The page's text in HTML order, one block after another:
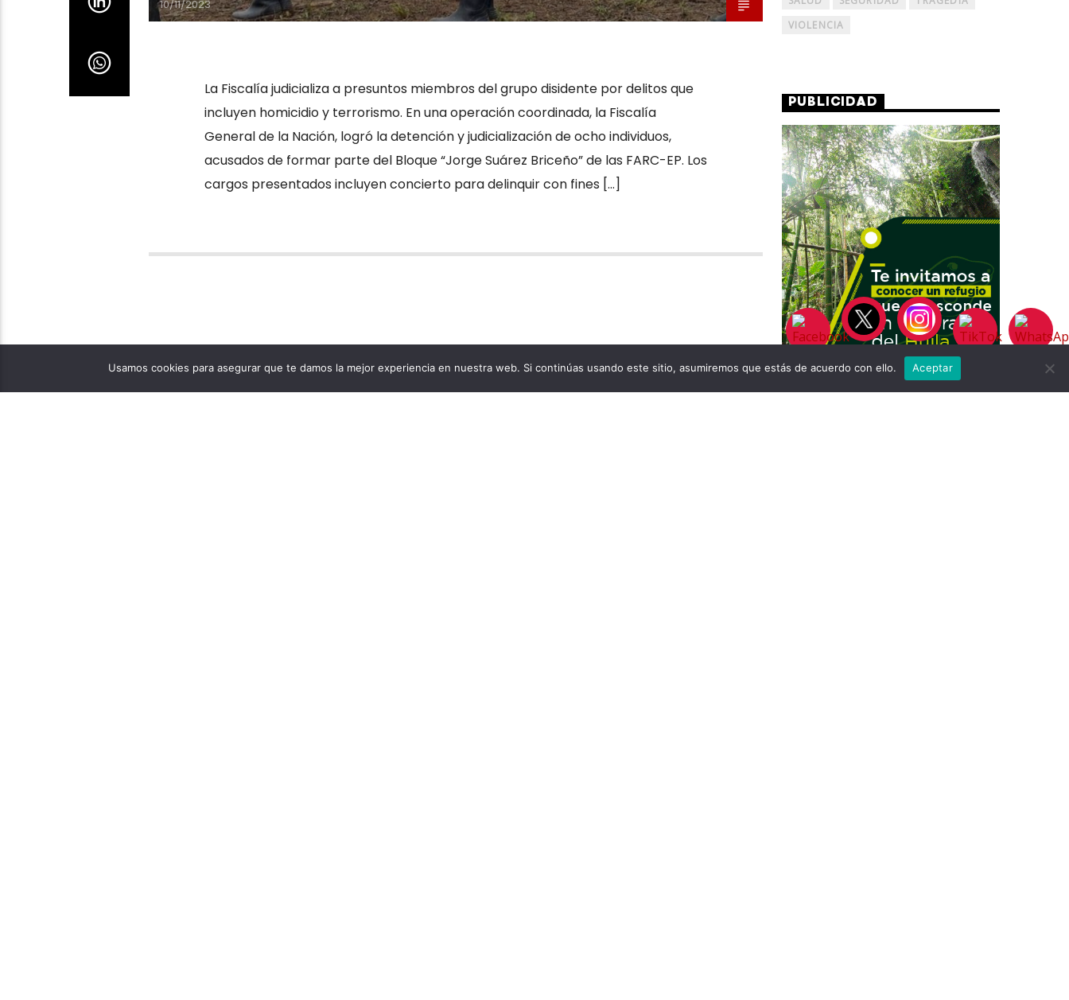
10/11/2023
La Fiscalía judicializa a presuntos miembros del grupo disidente por delitos que
incluyen homicidio y terrorismo. En una operación coordinada, la Fiscalía
General de la Nación, logró la detención y judicialización de ocho individuos,
acusados de formar parte del Bloque “Jorge Suárez Briceño” de las FARC-EP. Los
cargos presentados incluyen concierto para delinquir con fines […]
VIOLENCIA
PUBLICIDAD
Usamos cookies para asegurar que te damos la mejor experiencia en nuestra web. Si continúas usando este sitio, asumiremos que estás de acuerdo con ello. Aceptar